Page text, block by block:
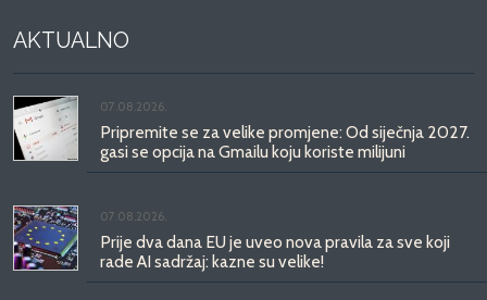
AKTUALNO
07.08.2026.
Pripremite se za velike promjene: Od siječnja 2027.
gasi se opcija na Gmailu koju koriste milijuni
07.08.2026.
Prije dva dana EU je uveo nova pravila za sve koji
rade AI sadržaj: kazne su velike!